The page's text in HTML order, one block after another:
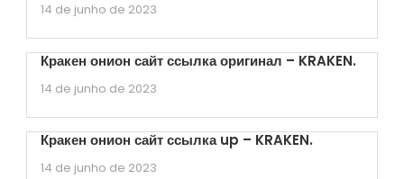
14 de junho de 2023
Кракен онион сайт ссылка оригинал – KRAKEN.
14 de junho de 2023
Кракен онион сайт ссылка up – KRAKEN.
14 de junho de 2023